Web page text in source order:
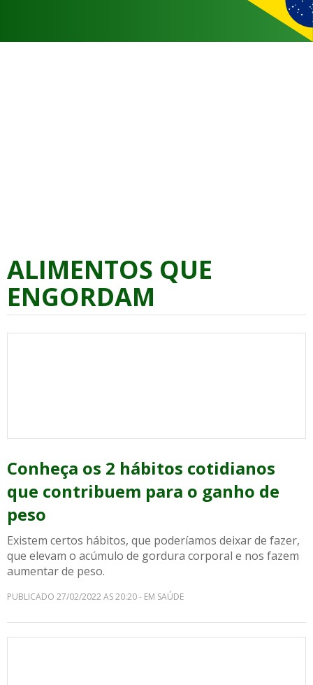
ALIMENTOS QUE
ENGORDAM
Conheça os 2 hábitos cotidianos
que contribuem para o ganho de
peso
Existem certos hábitos, que poderíamos deixar de fazer,
que elevam o acúmulo de gordura corporal e nos fazem
aumentar de peso.
PUBLICADO 27/02/2022 AS 20:20 - EM SAÚDE